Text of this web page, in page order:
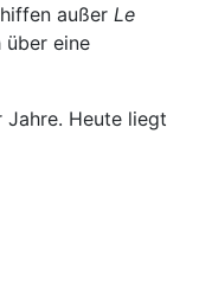
außer Le
eine
Jahre. Heute liegt